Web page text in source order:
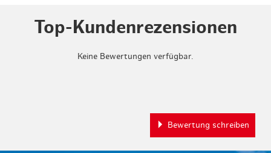
Top-Kundenrezensionen
Keine Bewertungen verfügbar.
Bewertung schreiben